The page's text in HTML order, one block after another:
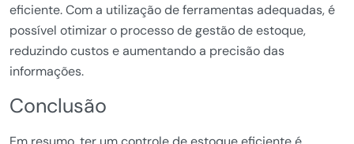
eficiente. Com a utilização de ferramentas adequadas, é
possível otimizar o processo de gestão de estoque,
reduzindo custos e aumentando a precisão das
informações.
Conclusão